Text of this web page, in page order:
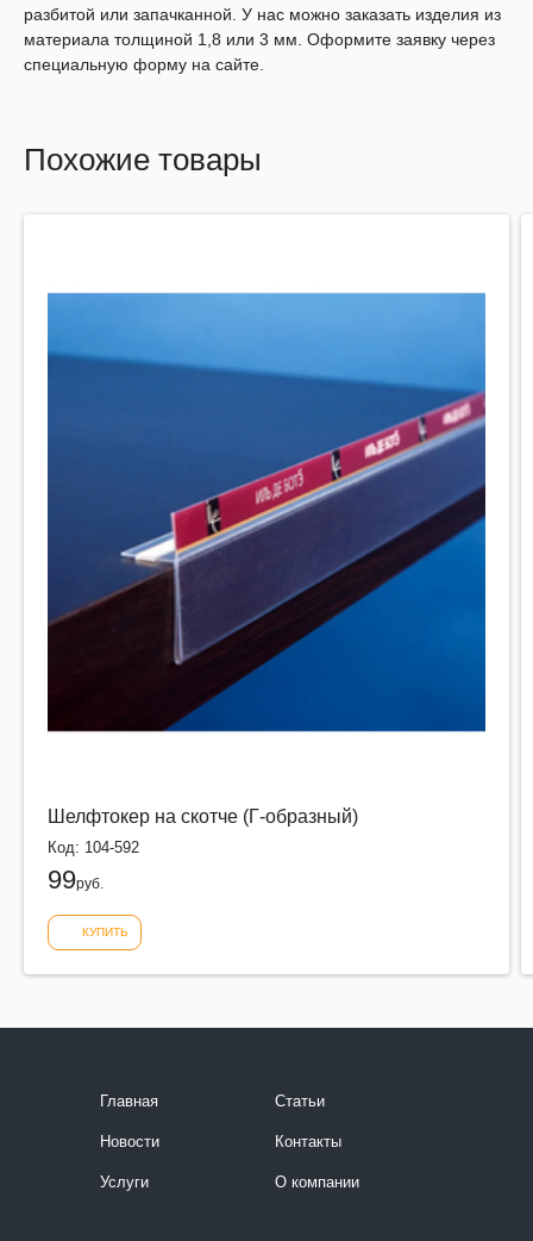
разбитой или запачканной. У нас можно заказать изделия из
материала толщиной 1,8 или 3 мм. Оформите заявку через
специальную форму на сайте.
Похожие товары
Шелфтокер на скотче (Г-образный)
Код: 104-592
99руб.
КУПИТЬ
Главная
Новости
Услуги
Статьи
Контакты
О компании